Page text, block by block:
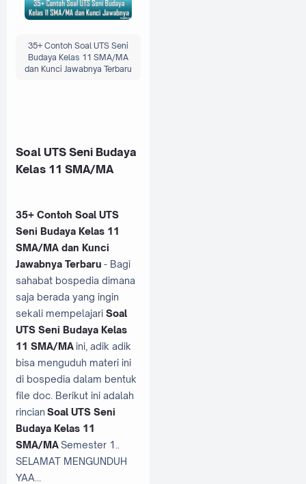
35+ Contoh Soal UTS Seni
Budaya Kelas 11 SMA/MA
dan Kunci Jawabnya Terbaru
Soal UTS Seni Budaya
Kelas 11 SMA/MA
35+ Contoh Soal UTS
Seni Budaya Kelas 11
SMA/MA dan Kunci
Jawabnya Terbaru - Bagi
sahabat bospedia dimana
saja berada yang ingin
sekali mempelajari Soal
UTS Seni Budaya Kelas
11 SMA/MAini, adik adik
bisa menguduh materi ini
di bospedia dalam bentuk
file doc. Berikut ini adalah
rincian Soal UTS Seni
Budaya Kelas 11
SMA/MASemester 1..
SELAMAT MENGUNDUH
YAA...